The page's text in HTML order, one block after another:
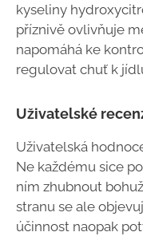
kyseliny
příznivě ovlivňuje
napomáhá ke
regulovat chuť k
Uživatelské
Uživatelská
Ne každému sice
ním zhubnout
stranu se ale
účinnost naopak